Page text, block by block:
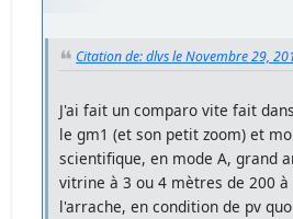
Citation de: dlvs le Novembre 29,
J'ai fait un comparo vite fait
le gm1 (et son petit zoom) et
scientifique, en mode A, grand
vitrine à 3 ou 4 mètres de 200 à
l'arrache, en condition de pv